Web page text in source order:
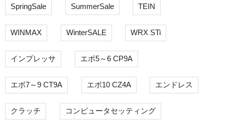
SpringSale SummerSale TEIN
WINMAX WinterSALE WRX STi
インプレッサ エボ5～6 CP9A
エボ7～9 CT9A エボ10 CZ4A エンドレス
クラッチ コンピュータセッティング